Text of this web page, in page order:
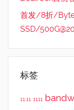
首发/8折/
SSD/
标签
11.11 1111